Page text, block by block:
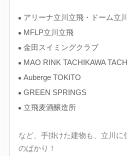
アリーナ立川立飛・ドーム立
MFLP立川立飛
金田スイミングクラブ
MAO RINK TACHIKAWA
Auberge TOKITO
GREEN SPRINGS
立飛麦酒醸造所
など、手掛けた建物も、立川に
のばかり！